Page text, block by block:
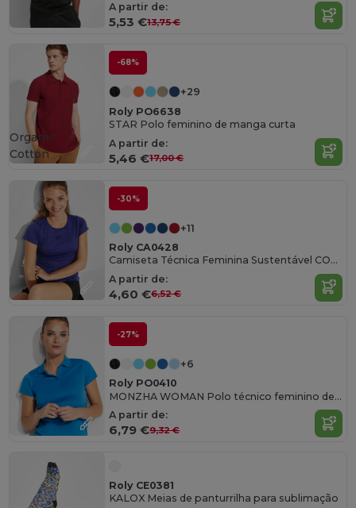
A partir de:
5,53 €13,75 €
-68%
+29
Roly PO6638
STAR Polo feminino de manga curta
A partir de:
5,46 €17,00 €
Organic
Cotton
-30%
+11
Roly CA0428
Camiseta Técnica Feminina Sustentável CONTROL-DRY
A partir de:
4,60 €6,52 €
-27%
+6
Roly PO0410
MONZHA WOMAN Polo técnico feminino de manga curta
A partir de:
6,79 €9,32 €
Roly CE0381
KALOX Meias de panturrilha para sublimação